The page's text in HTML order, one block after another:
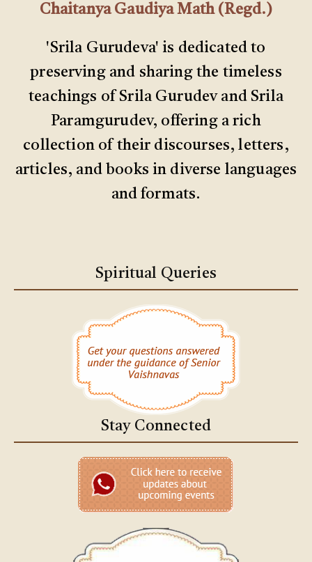
Chaitanya Gaudiya Math (Regd.)
'Srila Gurudeva' is dedicated to
preserving and sharing the timeless
teachings of Srila Gurudev and Srila
Paramgurudev, offering a rich
collection of their discourses, letters,
articles, and books in diverse languages
and formats.
Spiritual Queries
Stay Connected